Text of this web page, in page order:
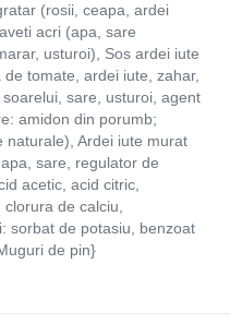
(rosii, ceapa, ardei
acri (apa, sare
usturoi), Sos ardei iute
de tomate, ardei iute, zahar,
sare, usturoi, agent
amidon din porumb;
naturale), Ardei iute murat
sare, regulator de
acetic, acid citric,
de calciu,
sorbat de potasiu, benzoat
de pin}